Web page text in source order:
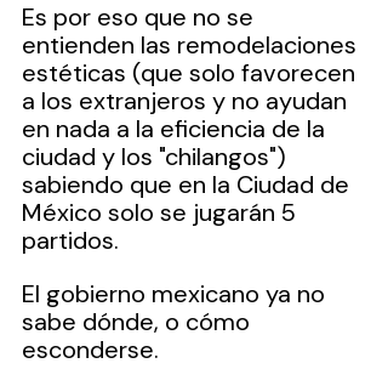
Es por eso que no se
entienden las remodelaciones
estéticas (que solo favorecen
a los extranjeros y no ayudan
en nada a la eficiencia de la
ciudad y los "chilangos")
sabiendo que en la Ciudad de
México solo se jugarán 5
partidos.
El gobierno mexicano ya no
sabe dónde, o cómo
esconderse.